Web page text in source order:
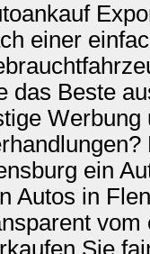
einer
das Beste
ein
Autos in
vom